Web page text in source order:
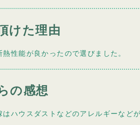
けた理由
性能が良かったので選びました。
の感想
ハウスダストなどのアレルギーなど